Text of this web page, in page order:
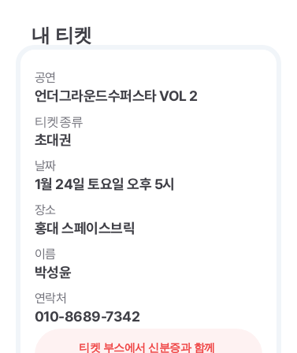
내 티켓
공연
언더그라운드수퍼스타 VOL 2
티켓종류
초대권
날짜
1월 24일 토요일 오후 5시
장소
홍대 스페이스브릭
이름
박성윤
연락처
010-8689-7342
티켓 부스에서 신분증과 함께